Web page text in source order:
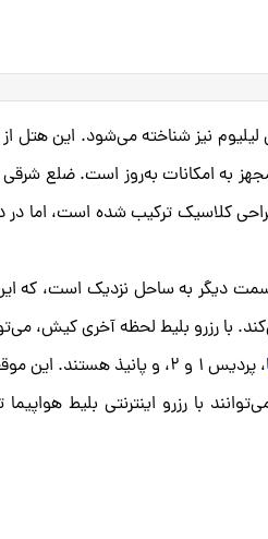
بین‌المللی لیلیوم نیز شناخته می‌شود. این هتل
اقامتگاهی مدرن و مجهز به امکانات به‌روز است. ضلع
کلاسیک ترکیب شده است، اما در
دیگر به ساحل نزدیک است، که
با رزرو بلیط لحظه آخری کیش،
، پردیس ۱ و ۲، و پانیذ هستند. این
با رزرو اینترنتی بلیط هواپیما